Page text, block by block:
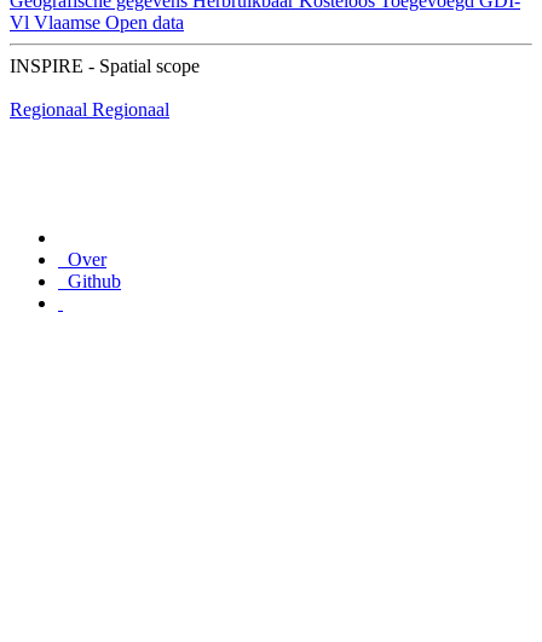
Vl Vlaamse Open data
INSPIRE - Spatial scope
Regionaal Regionaal
Over
Github